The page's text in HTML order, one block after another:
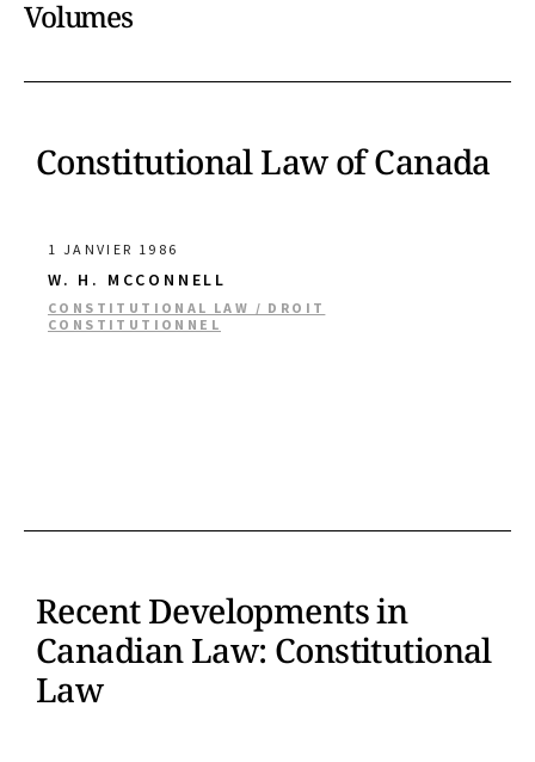
Volumes
Constitutional Law of Canada
1 JANVIER 1986
W. H. MCCONNELL
CONSTITUTIONAL LAW / DROIT
CONSTITUTIONNEL
Recent Developments in
Canadian Law: Constitutional
Law